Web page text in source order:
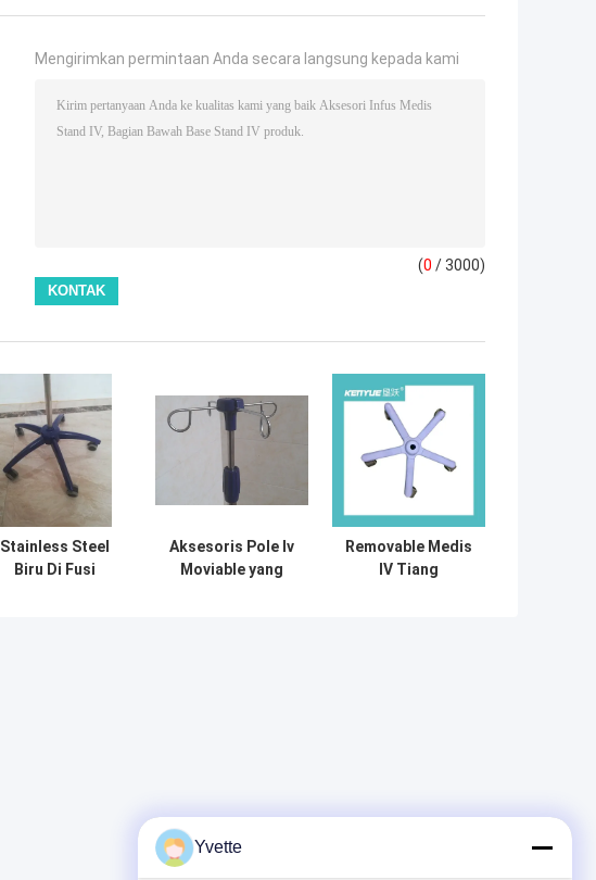
Mengirimkan permintaan Anda secara langsung kepada kami
(0 / 3000)
Stainless Steel
Biru Di Fusi
Aksesoris Pole Iv
Moviable yang
Removable Medis
IV Tiang
Yvette